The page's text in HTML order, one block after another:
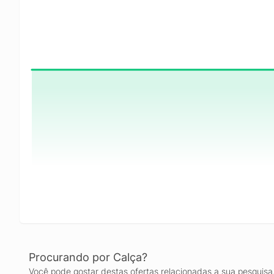
Procurando por Calça?
Você pode gostar destas ofertas relacionadas a sua